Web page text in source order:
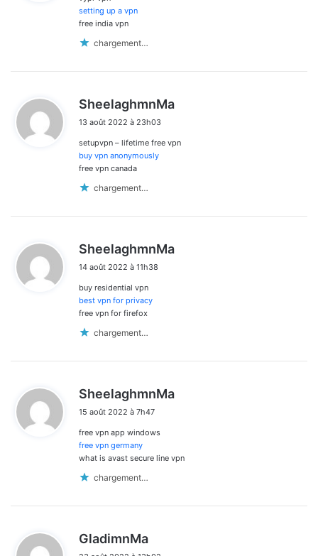
setting up a vpn
free india vpn
chargement…
SheelaghmnMa
13 août 2022 à 23h03
setupvpn – lifetime free vpn
buy vpn anonymously
free vpn canada
chargement…
SheelaghmnMa
14 août 2022 à 11h38
buy residential vpn
best vpn for privacy
free vpn for firefox
chargement…
SheelaghmnMa
15 août 2022 à 7h47
free vpn app windows
free vpn germany
what is avast secure line vpn
chargement…
GladimnMa